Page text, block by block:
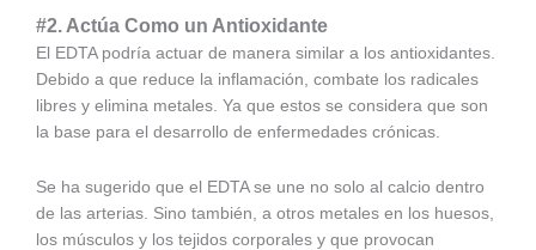
#2. Actúa Como un Antioxidante
El EDTA podría actuar de manera similar a los antioxidantes.
Debido a que reduce la inflamación, combate los radicales
libres y elimina metales. Ya que estos se considera que son
la base para el desarrollo de enfermedades crónicas.
Se ha sugerido que el EDTA se une no solo al calcio dentro
de las arterias. Sino también, a otros metales en los huesos,
los músculos y los tejidos corporales y que provocan